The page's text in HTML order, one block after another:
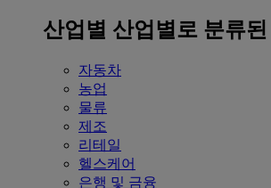
산업별 산업별로 분류
자동차
농업
물류
제조
리테일
헬스케어
은행 및 금융